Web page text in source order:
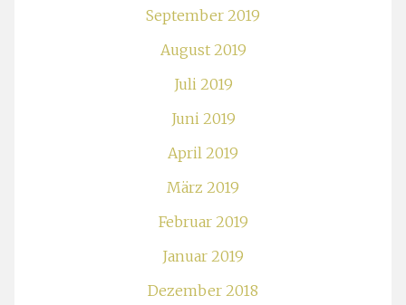
September 2019
August 2019
Juli 2019
Juni 2019
April 2019
März 2019
Februar 2019
Januar 2019
Dezember 2018